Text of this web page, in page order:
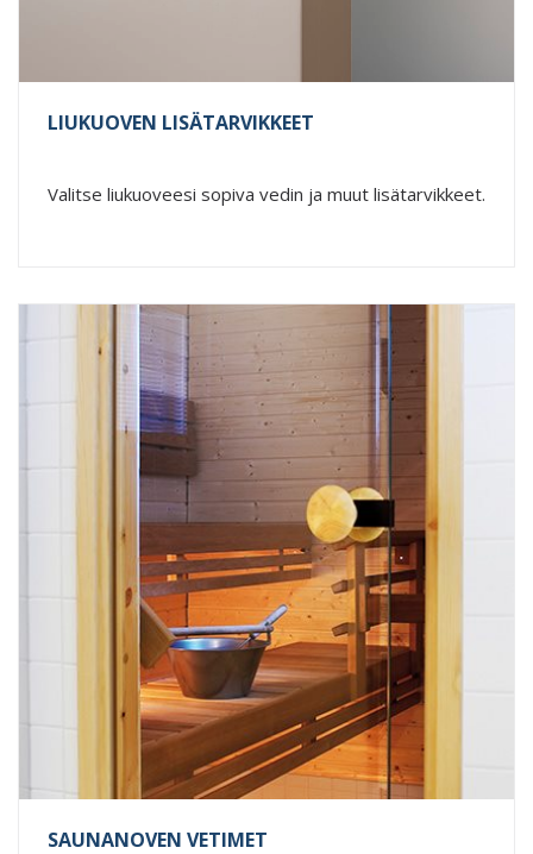
LIUKUOVEN LISÄTARVIKKEET
Valitse liukuoveesi sopiva vedin ja muut lisätarvikkeet.
SAUNANOVEN VETIMET